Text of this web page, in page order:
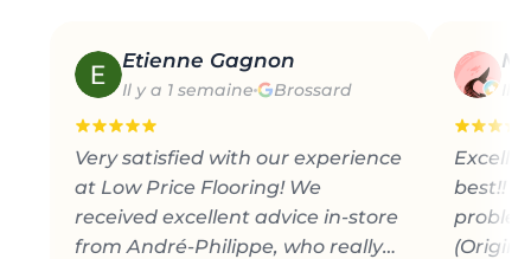
Etienne Gagnon
Il y a 1 semaine Brossard
Very satisfied with our experience
at Low Price Flooring! We
received excellent advice in-store
from André-Philippe, who really
best!!